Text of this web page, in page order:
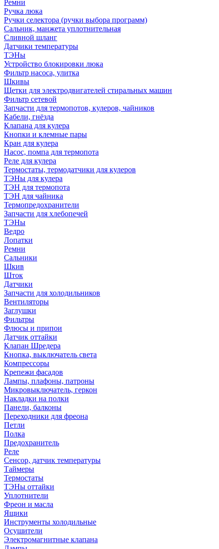
Ремни
Ручка люка
Ручки селектора (ручки выбора программ)
Сальник, манжета уплотнительная
Сливной шланг
Датчики температуры
ТЭНы
Устройство блокировки люка
Фильтр насоса, улитка
Шкивы
Щетки для электродвигателей стиральных машин
Фильтр сетевой
Запчасти для термопотов, кулеров, чайников
Кабели, гнёзда
Клапана для кулера
Кнопки и клемные пары
Кран для кулера
Насос, помпа для термопота
Реле для кулера
Термостаты, термодатчики для кулеров
ТЭНы для кулера
ТЭН для термопота
ТЭН для чайника
Термопредохранители
Запчасти для хлебопечей
ТЭНы
Ведро
Лопатки
Ремни
Сальники
Шкив
Шток
Датчики
Запчасти для холодильников
Вентиляторы
Заглушки
Фильтры
Флюсы и припои
Датчик оттайки
Клапан Шредера
Кнопка, выключатель света
Компрессоры
Крепежи фасадов
Лампы, плафоны, патроны
Микровыключатель, геркон
Накладки на полки
Панели, балконы
Переходники для фреона
Петли
Полка
Предохранитель
Реле
Сенсор, датчик температуры
Таймеры
Термостаты
ТЭНы оттайки
Уплотнители
Фреон и масла
Ящики
Инструменты холодильные
Осушители
Электромагнитные клапана